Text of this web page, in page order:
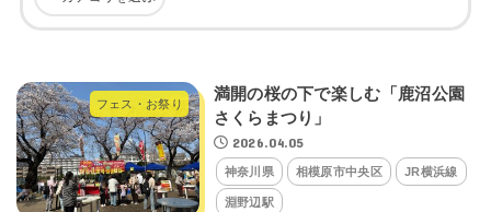
フェス・お祭り
満開の桜の下で楽しむ「鹿沼公園
さくらまつり」
2026.04.05
神奈川県 相模原市中央区 JR横浜線
淵野辺駅